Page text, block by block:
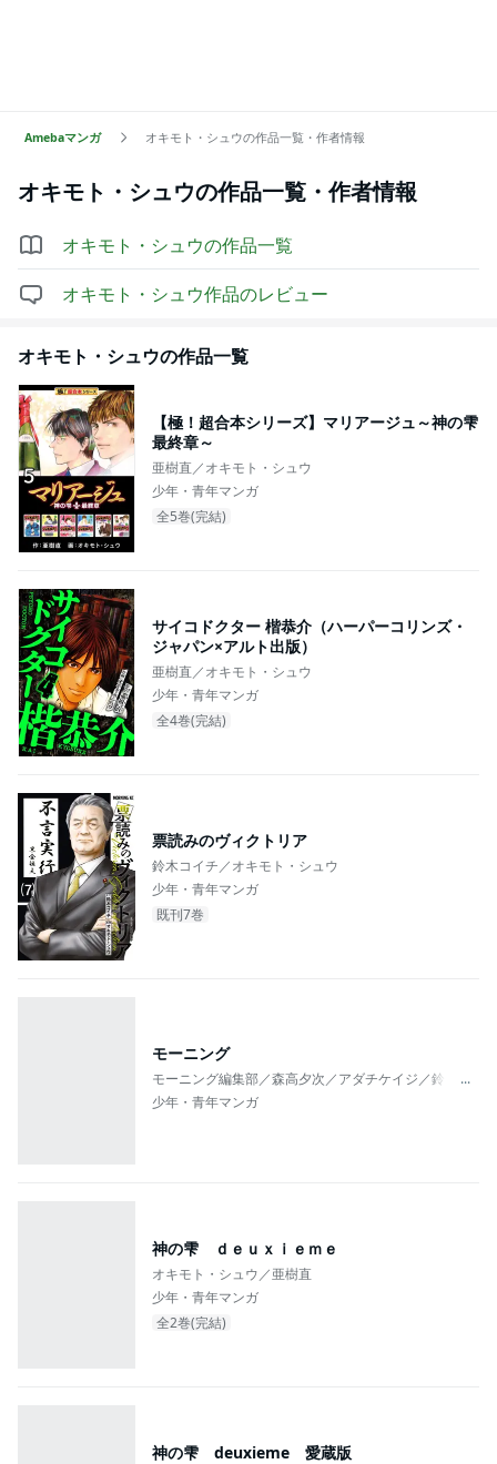
Amebaマンガ オキモト・シュウの作品一覧・作者情報
オキモト・シュウの作品一覧・作者情報
オキモト・シュウの作品一覧
オキモト・シュウ作品のレビュー
オキモト・シュウの作品一覧
【極！超合本シリーズ】マリアージュ～神の雫
最終章～
亜樹直／オキモト・シュウ
少年・青年マンガ
全5巻(完結)
サイコドクター 楷恭介（ハーパーコリンズ・
ジャパン×アルト出版）
亜樹直／オキモト・シュウ
少年・青年マンガ
全4巻(完結)
票読みのヴィクトリア
鈴木コイチ／オキモト・シュウ
少年・青年マンガ
既刊7巻
モーニング
モーニング編集部／森高夕次／アダチケイジ／鈴ノ木ユ
...
少年・青年マンガ
神の雫 ｄｅｕｘｉｅｍｅ
オキモト・シュウ／亜樹直
少年・青年マンガ
全2巻(完結)
神の雫 deuxieme 愛蔵版